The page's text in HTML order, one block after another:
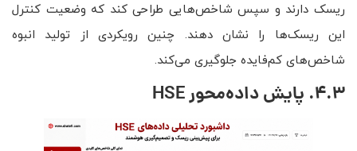
ریسک دارند و سپس شاخص‌هایی طراحی کند که وضعیت کنترل
این ریسک‌ها را نشان دهند. چنین رویکردی از تولید انبوه
شاخص‌های کم‌فایده جلوگیری می‌کند.
4.3. پایش داده‌محور HSE